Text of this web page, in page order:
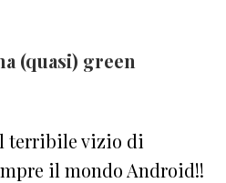
(quasi) green
terribile vizio di
il mondo Android!!